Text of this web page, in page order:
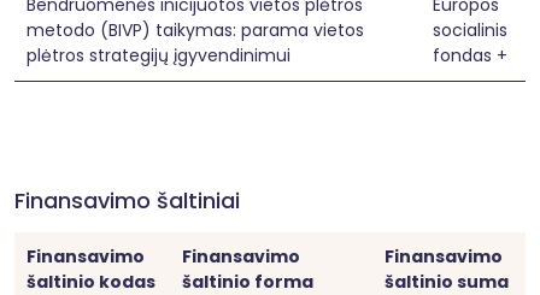
Bendruomenės inicijuotos vietos plėtros
metodo (BIVP) taikymas: parama vietos
plėtros strategijų įgyvendinimui
Europos
socialinis
fondas +
Finansavimo šaltiniai
Finansavimo
šaltinio kodas
Finansavimo
šaltinio forma
Finansavimo
šaltinio suma